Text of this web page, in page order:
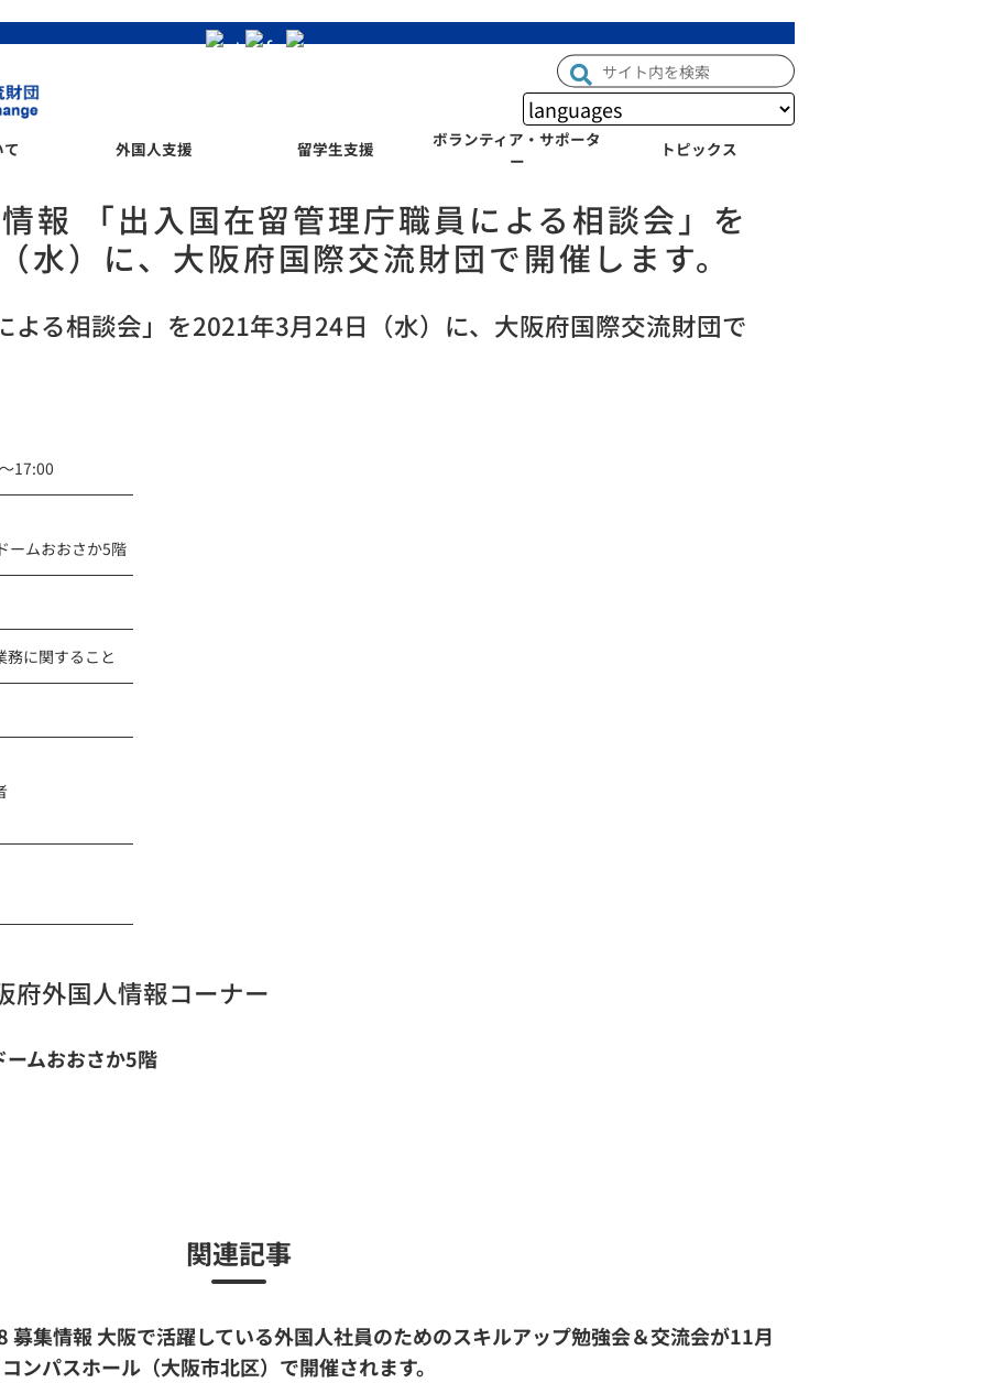
外国人支援 留学生支援
ボランティア・サポータ
ー
トピックス
報 「出入国在留管理庁職員による相談会」を
水）に、大阪府国際交流財団で開催します。
よる相談会」を2021年3月24日（水）に、大阪府国際交流財団で
17:00
ームおおさか5階
務に関すること
外国人情報コーナー
ムおおさか5階
関連記事
集情報 大阪で活躍している外国人社員のためのスキルアップ勉強会＆交流会が11月
ンパスホール（大阪市北区）で開催されます。